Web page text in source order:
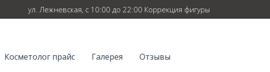
ул. Лежневская, с 10:00 до 22:00 Коррекция фигуры
Косметолог прайс Галерея
Отзывы